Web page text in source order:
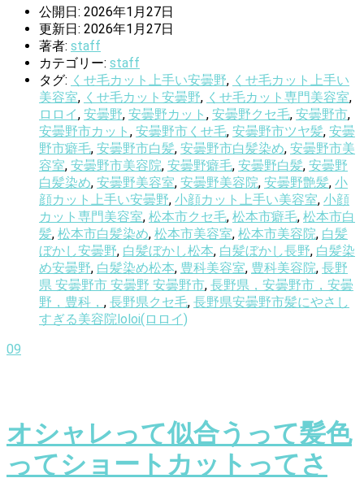
公開日: 2026年1月27日
更新日: 2026年1月27日
著者: staff
カテゴリー: staff
タグ: くせ毛カット上手い安曇野, くせ毛カット上手い
美容室, くせ毛カット安曇野, くせ毛カット専門美容室,
ロロイ, 安曇野, 安曇野カット , 安曇野クセ毛, 安曇野市,
安曇野市カット , 安曇野市くせ毛, 安曇野市ツヤ髪, 安曇
野市癖毛, 安曇野市白髪, 安曇野市白髪染め, 安曇野市美
容室, 安曇野市美容院, 安曇野癖毛, 安曇野白髪, 安曇野
白髪染め, 安曇野美容室, 安曇野美容院, 安曇野艶髪, 小
顔カット上手い安曇野, 小顔カット上手い美容室, 小顔
カット専門美容室, 松本市クセ毛, 松本市癖毛, 松本市白
髪, 松本市白髪染め, 松本市美容室, 松本市美容院, 白髪
ぼかし安曇野, 白髪ぼかし松本, 白髪ぼかし長野, 白髪染
め安曇野, 白髪染め松本, 豊科美容室, 豊科美容院, 長野
県 安曇野市 安曇野 安曇野市, 長野県，安曇野市，安曇
野，豊科， , 長野県クセ毛, 長野県安曇野市髪にやさし
すぎる美容院loloi(ロロイ)
09
オシャレって似合うって髪色
ってショートカットってさ